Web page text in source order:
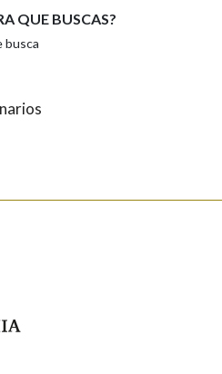
QUE BUSCAS?
busca